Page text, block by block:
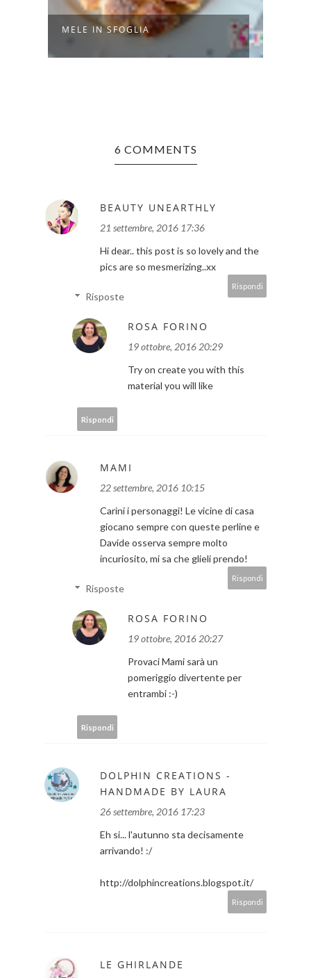
MELE IN SFOGLIA
6 COMMENTS
BEAUTY UNEARTHLY
21 settembre, 2016 17:36
Hi dear.. this post is so lovely and the
pics are so mesmerizing..xx
Rispondi
Risposte
ROSA FORINO
19 ottobre, 2016 20:29
Try on create you with this
material you will like
Rispondi
MAMI
22 settembre, 2016 10:15
Carini i personaggi! Le vicine di casa
giocano sempre con queste perline e
Davide osserva sempre molto
incuriosito, mi sa che glieli prendo!
Rispondi
Risposte
ROSA FORINO
19 ottobre, 2016 20:27
Provaci Mami sarà un
pomeriggio divertente per
entrambi :-)
Rispondi
DOLPHIN CREATIONS -
HANDMADE BY LAURA
26 settembre, 2016 17:23
Eh si... l'autunno sta decisamente
arrivando! :/
http://dolphincreations.blogspot.it/
Rispondi
LE GHIRLANDE